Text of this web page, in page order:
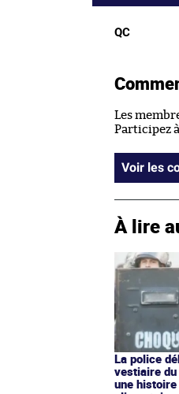
QC
Les
Participez
À lire
La police
vestiaire
une